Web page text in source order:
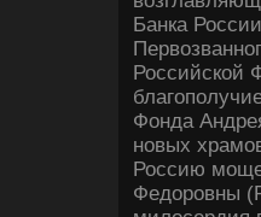
Банка
Российской
Фонда
новых
Россию
Федоровны